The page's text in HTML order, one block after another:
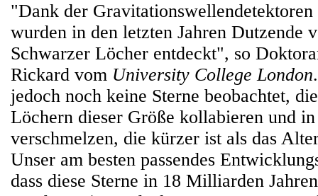
"Dank der
wurden in den letzten Jahren Dutzende
Schwarzer Löcher entdeckt", so
Rickard vom University College London
jedoch noch keine Sterne beobachtet,
Löchern dieser Größe kollabieren und
verschmelzen, die kürzer ist als das
Unser am besten passendes
dass diese Sterne in 18 Milliarden